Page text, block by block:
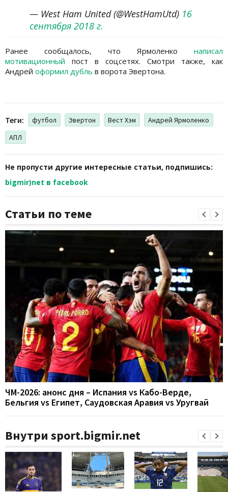
— West Ham United (@WestHamUtd) 16
сентября 2018 г.
Ранее сообщалось, что Ярмоленко написал
мотивационный пост в соцсетях. Смотри также, как
Андрей оформил дубль в ворота Эвертона.
Теги: футбол Эвертон Вест Хэм
Андрей Ярмоленко
АПЛ
Не пропусти другие интересные статьи, подпишись:
bigmir)net в facebook
Статьи по теме
ЧМ-2026: анонс дня – Испания vs Кабо-Верде,
Бельгия vs Египет, Саудовская Аравия vs Уругвай
Внутри sport.bigmir.net